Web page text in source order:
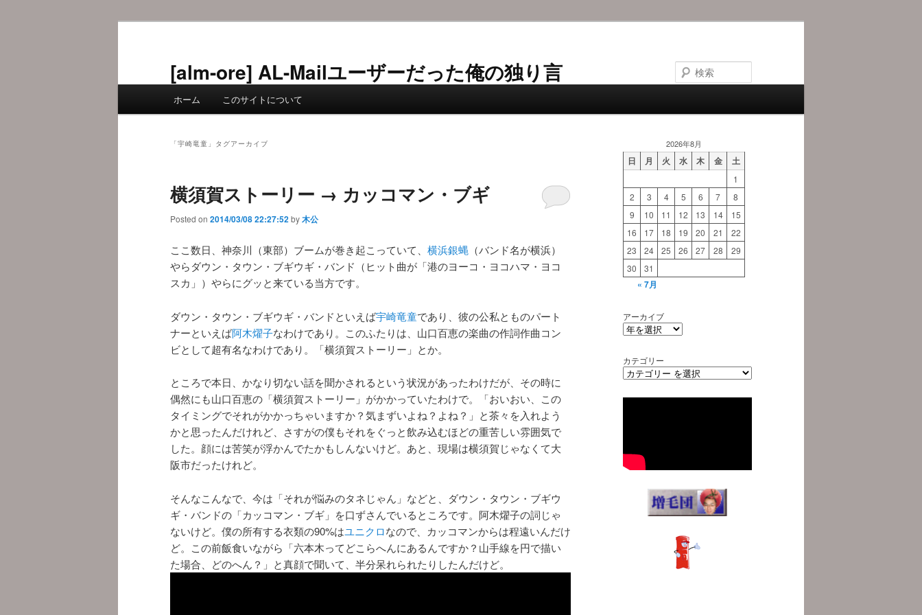
[alm-ore] AL-Mailユーザーだった俺の独り言
索
ホーム このサイトについて
「宇崎竜童 」タグアーカイブ
横須賀ストーリー → カッコマン・ブギ
Posted on 2014/03/08 22:27:52by木公
ここ数日、神奈川（東部）ブームが巻き起こっていて、 横浜銀蝿 （バンド名が横浜）
やらダウン・タウン・ブギウギ・バンド（ヒット曲が「港のヨーコ・ヨコハマ・ヨコ
スカ」）やらにグッと来ている当方です。
ダウン・タウン・ブギウギ・バンドといえば宇崎竜童であり、彼の公私とものパート
ナーといえば阿木燿子なわけであり。このふたりは、山口百恵の楽曲の作詞作曲コン
ビとして超有名なわけであり。「横須賀ストーリー」とか。
ところで本日、かなり切ない話を聞かされるという状況があったわけだが、その時に
偶然にも山口百恵の「横須賀ストーリー」がかかっていたわけで。「おいおい、この
タイミングでそれがかかっちゃいますか？気まずいよね？よね？」と茶々を入れよう
かと思ったんだけれど、さすがの僕もそれをぐっと飲み込むほどの重苦しい雰囲気で
した。顔には苦笑が浮かんでたかもしんないけど。あと、現場は横須賀じゃなくて大
阪市だったけれど。
そんなこんなで、今は「それが悩みのタネじゃん」などと、ダウン・タウン・ブギウ
ギ・バンドの「カッコマン・ブギ」を口ずさんでいるところです。阿木燿子の詞じゃ
ないけど。僕の所有する衣類の90%はユニクロなので、カッコマンからは程遠いんだけ
ど。この前飯食いながら「六本木ってどこらへんにあるんですか？山手線を円で描い
た場合、どのへん？」と真顔で聞いて、半分呆れられたりしたんだけど。
2026年8月
日 月 火 水 木 金 土
1
2
3 4 5 6 7
8
9
10 11 12 13 14
15
16
17 18 19 20 21
22
23
24 25 26 27 28
29
30
31
« 7月
アーカイブ
カテゴリー